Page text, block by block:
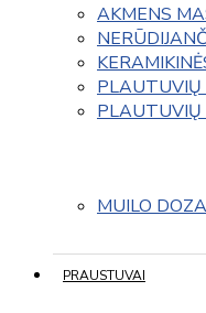
AKMENS
PLAUTUVIŲ
PLAUTUVIŲ
MUILO
PRAUSTUVAI